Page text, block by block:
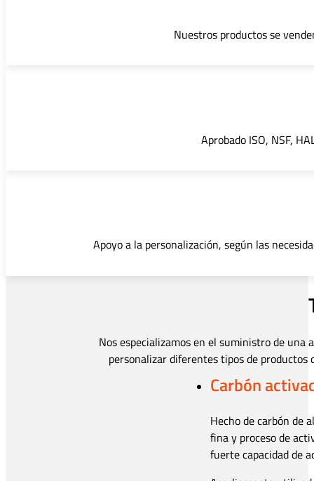
Nuestros productos se
Aprobado ISO, NSF,
Apoyo a la personalización, según las
Nos especializamos en el suministro de una
personalizar diferentes tipos de
Carbón
Hecho de carbón de
fina y proceso de
fuerte capacidad de